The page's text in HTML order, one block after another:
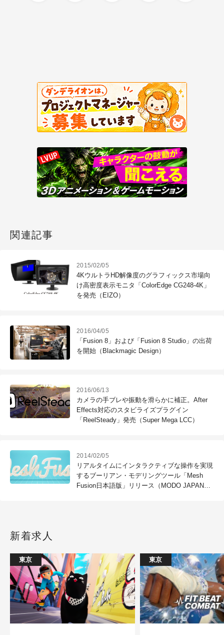
関連記事
2015/02/05
4KウルトラHD解像度のグラフィックス市場向
け高密度表示モニタ「ColorEdge CG248-4K」
を発売（EIZO）
2016/04/05
「Fusion 8」および「Fusion 8 Studio」の出荷
を開始（Blackmagic Design）
2016/06/13
カメラの手ブレや振動を滑らかに補正。After
Effects対応のスタビライズプラグイン
「ReelSteady」発売（Super Mega LCC）
2014/02/05
リアルタイムにインタラクティブな操作を実現
するブーリアン・モデリングツール「Mesh
Fusion日本語版」リリース（MODO JAPAN
新着求人
東京 東京